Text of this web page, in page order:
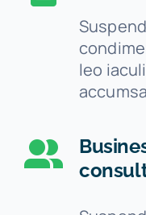
leo